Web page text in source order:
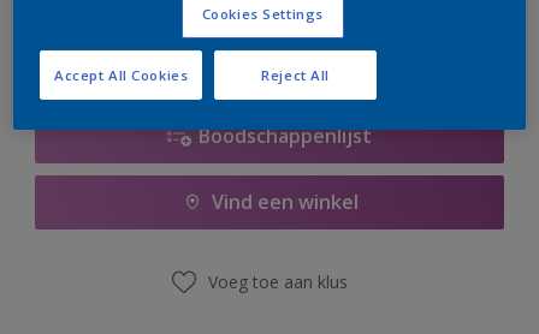
Boodschappenlijst
Vind een winkel
Voeg toe aan klus
Cookies Settings
Reject All
Accept All Cookies